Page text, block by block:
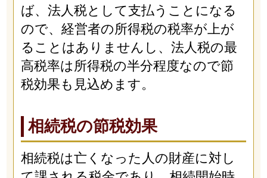
ば、法人税として支払うことになる
ので、経営者の所得税の税率が上が
ることはありませんし、法人税の最
高税率は所得税の半分程度なので節
税効果も見込めます。
相続税の節税効果
相続税は亡くなった人の財産に対し